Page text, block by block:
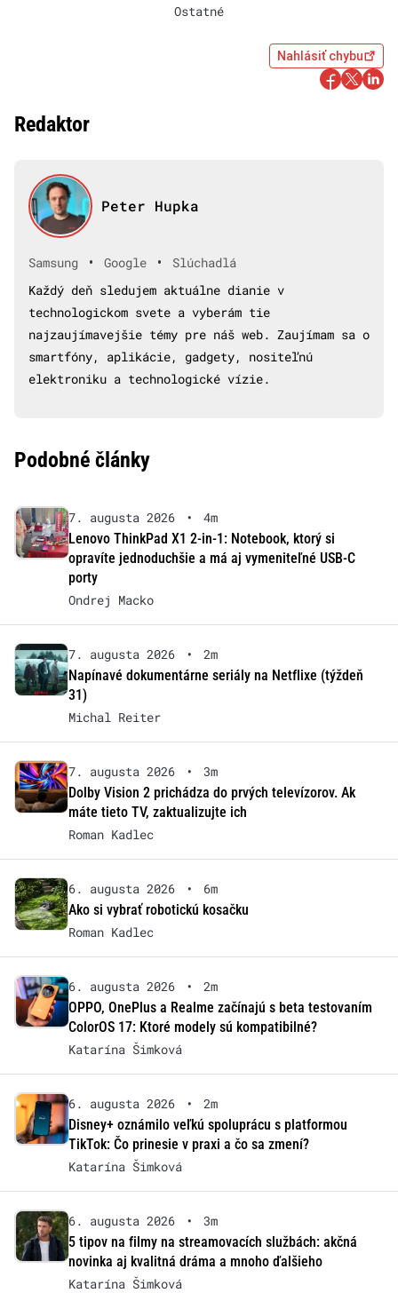
Ostatné
Nahlásiť chybu
Redaktor
Peter Hupka
Samsung • Google •
Slúchadlá
Každý deň sledujem aktuálne dianie v
technologickom svete a vyberám tie
najzaujímavejšie témy pre náš web. Zaujímam sa o
smartfóny, aplikácie, gadgety, nositeľnú
elektroniku a technologické vízie.
Podobné články
7. augusta 2026 •
4m
Lenovo ThinkPad X1 2-in-1: Notebook, ktorý si
opravíte jednoduchšie a má aj vymeniteľné USB-C
porty
Ondrej Macko
7. augusta 2026 •
2m
Napínavé dokumentárne seriály na Netflixe (týždeň
31)
Michal Reiter
7. augusta 2026 •
3m
Dolby Vision 2 prichádza do prvých televízorov. Ak
máte tieto TV, zaktualizujte ich
Roman Kadlec
6. augusta 2026 •
6m
Ako si vybrať robotickú kosačku
Roman Kadlec
6. augusta 2026 •
2m
OPPO, OnePlus a Realme začínajú s beta testovaním
ColorOS 17: Ktoré modely sú kompatibilné?
Katarína Šimková
6. augusta 2026 •
2m
Disney+ oznámilo veľkú spoluprácu s platformou
TikTok: Čo prinesie v praxi a čo sa zmení?
Katarína Šimková
6. augusta 2026 •
3m
5 tipov na filmy na streamovacích službách: akčná
novinka aj kvalitná dráma a mnoho ďalšieho
Katarína Šimková